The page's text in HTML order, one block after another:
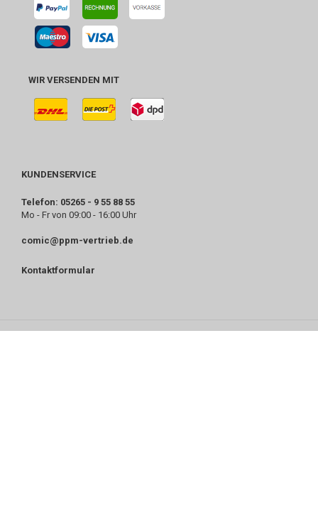
WIR VERSENDEN MIT
KUNDENSERVICE
Telefon: 05265 - 9 55 88 55
Mo - Fr von 09:00 - 16:00 Uhr
comic@ppm-vertrieb.de
Kontaktformular